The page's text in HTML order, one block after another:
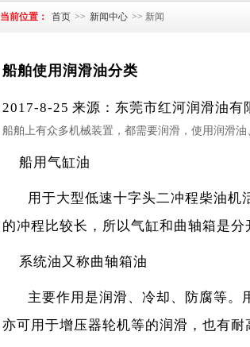
当前位置： 首页 >> 新闻中心 >> 新闻
船舶使用润滑油分类
2017-8-25 来源：东莞市红河润滑油有
船舶上有众多机械装置，都需要润滑，使用润滑
船用气缸油
用于大型低速十字头二冲程柴油机
的冲程比较长，所以气缸和曲轴箱是分
系统油又称曲轴箱油
主要作用是润滑、冷却、防腐等。
亦可用于增压器轮机等的润滑，也有耐